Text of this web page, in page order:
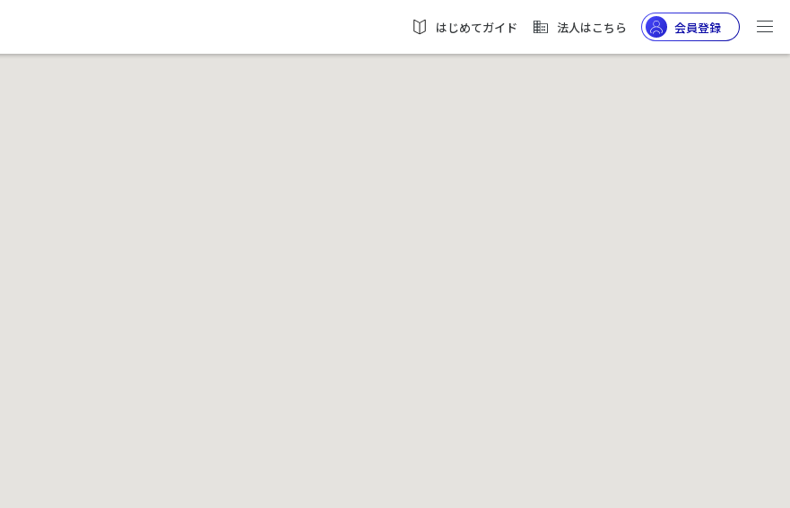
はじめてガイド 法人はこちら 会員登録